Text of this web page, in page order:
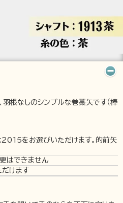
根なしのシンプルな巻藁矢です（棒
をお選びいただけます。的前矢
はできません
けます